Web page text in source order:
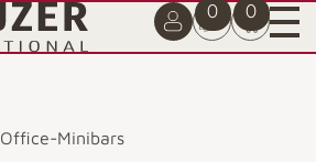
0 0
Office-Minibars